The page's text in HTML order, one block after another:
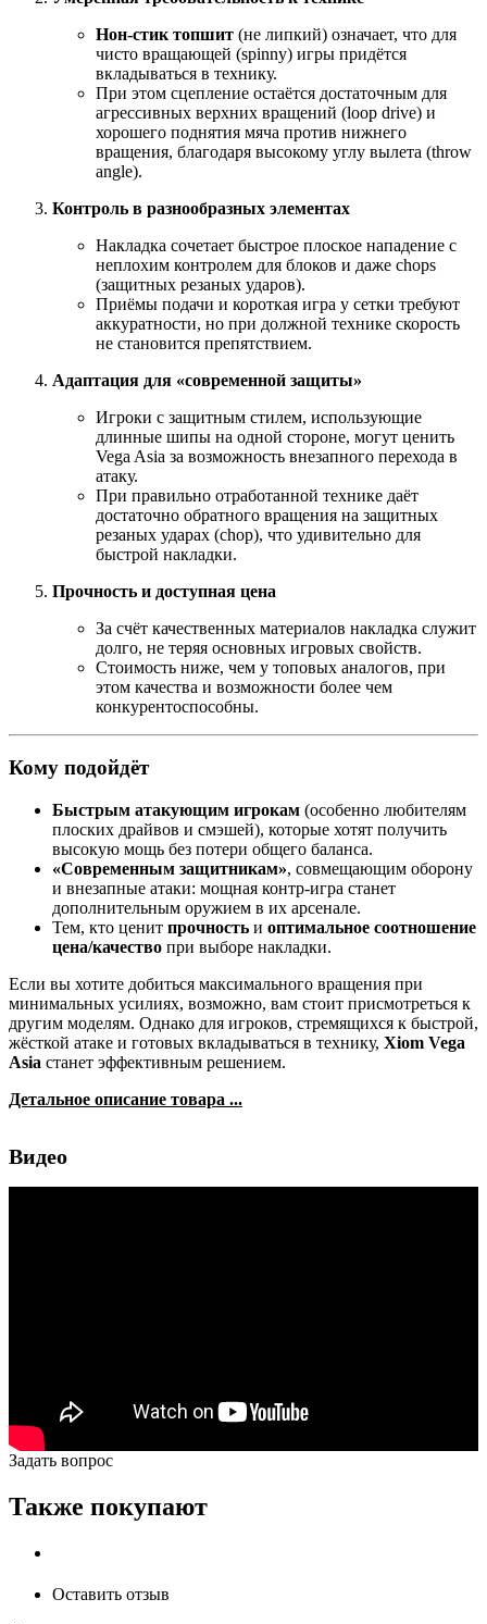
Нон-стик топшит (не липкий) означает, что для
чисто вращающей (spinny) игры придётся
вкладываться в технику.
При этом сцепление остаётся достаточным для
агрессивных верхних вращений (loop drive) и
хорошего поднятия мяча против нижнего
вращения, благодаря высокому углу вылета (throw
angle).
Контроль в разнообразных элементах
Накладка сочетает быстрое плоское нападение с
неплохим контролем для блоков и даже chops
(защитных резаных ударов).
Приёмы подачи и короткая игра у сетки требуют
аккуратности, но при должной технике скорость
не становится препятствием.
Адаптация для «современной защиты»
Игроки с защитным стилем, использующие
длинные шипы на одной стороне, могут ценить
Vega Asia за возможность внезапного перехода в
атаку.
При правильно отработанной технике даёт
достаточно обратного вращения на защитных
резаных ударах (chop), что удивительно для
быстрой накладки.
Прочность и доступная цена
За счёт качественных материалов накладка служит
долго, не теряя основных игровых свойств.
Стоимость ниже, чем у топовых аналогов, при
этом качества и возможности более чем
конкурентоспособны.
Кому подойдёт
Быстрым атакующим игрокам (особенно любителям
плоских драйвов и смэшей), которые хотят получить
высокую мощь без потери общего баланса.
«Современным защитникам», совмещающим оборону
и внезапные атаки: мощная контр-игра станет
дополнительным оружием в их арсенале.
Тем, кто ценит прочность и оптимальное соотношение
цена/качество при выборе накладки.
Если вы хотите добиться максимального вращения при
минимальных усилиях, возможно, вам стоит присмотреться к
другим моделям. Однако для игроков, стремящихся к быстрой,
жёсткой атаке и готовых вкладываться в технику, Xiom Vega
Asia станет эффективным решением.
Детальное описание товара ...
Видео
Задать вопрос
Также покупают
Оставить отзыв